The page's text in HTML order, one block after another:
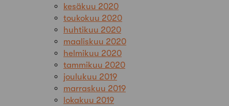
kesäkuu 2020
toukokuu 2020
huhtikuu 2020
maaliskuu 2020
helmikuu 2020
tammikuu 2020
joulukuu 2019
marraskuu 2019
lokakuu 2019